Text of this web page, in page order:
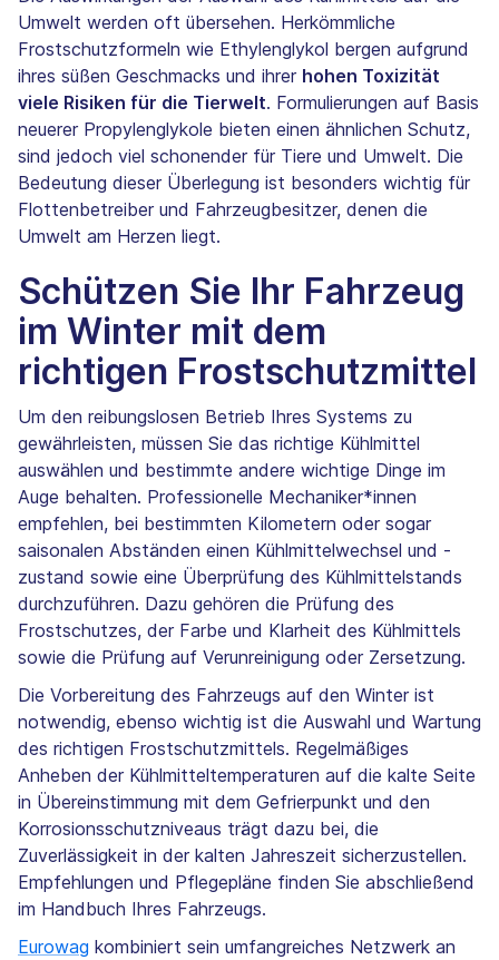
Umwelt werden oft übersehen. Herkömmliche
Frostschutzformeln wie Ethylenglykol bergen aufgrund
ihres süßen Geschmacks und ihrer hohen Toxizität
viele Risiken für die Tierwelt. Formulierungen auf Basis
neuerer Propylenglykole bieten einen ähnlichen Schutz,
sind jedoch viel schonender für Tiere und Umwelt. Die
Bedeutung dieser Überlegung ist besonders wichtig für
Flottenbetreiber und Fahrzeugbesitzer, denen die
Umwelt am Herzen liegt.
Schützen Sie Ihr Fahrzeug
im Winter mit dem
richtigen Frostschutzmittel
Um den reibungslosen Betrieb Ihres Systems zu
gewährleisten, müssen Sie das richtige Kühlmittel
auswählen und bestimmte andere wichtige Dinge im
Auge behalten. Professionelle Mechaniker*innen
empfehlen, bei bestimmten Kilometern oder sogar
saisonalen Abständen einen Kühlmittelwechsel und -
zustand sowie eine Überprüfung des Kühlmittelstands
durchzuführen. Dazu gehören die Prüfung des
Frostschutzes, der Farbe und Klarheit des Kühlmittels
sowie die Prüfung auf Verunreinigung oder Zersetzung.
Die Vorbereitung des Fahrzeugs auf den Winter ist
notwendig, ebenso wichtig ist die Auswahl und Wartung
des richtigen Frostschutzmittels. Regelmäßiges
Anheben der Kühlmitteltemperaturen auf die kalte Seite
in Übereinstimmung mit dem Gefrierpunkt und den
Korrosionsschutzniveaus trägt dazu bei, die
Zuverlässigkeit in der kalten Jahreszeit sicherzustellen.
Empfehlungen und Pflegepläne finden Sie abschließend
im Handbuch Ihres Fahrzeugs.
Eurowag kombiniert sein umfangreiches Netzwerk an